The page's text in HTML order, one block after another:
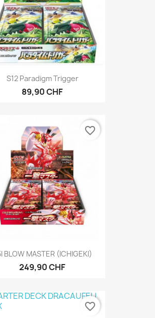
S12 Paradigm Trigger
89,90 CHF
BLOW MASTER (ICHIGEKI)
249,90 CHF
favorite_border
favorite_border